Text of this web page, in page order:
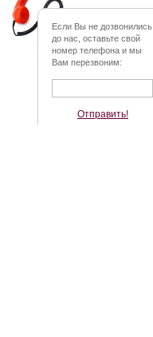
Если Вы не дозвонились
до нас, оставьте свой
номер телефона и мы
Вам перезвоним:
Отправить!